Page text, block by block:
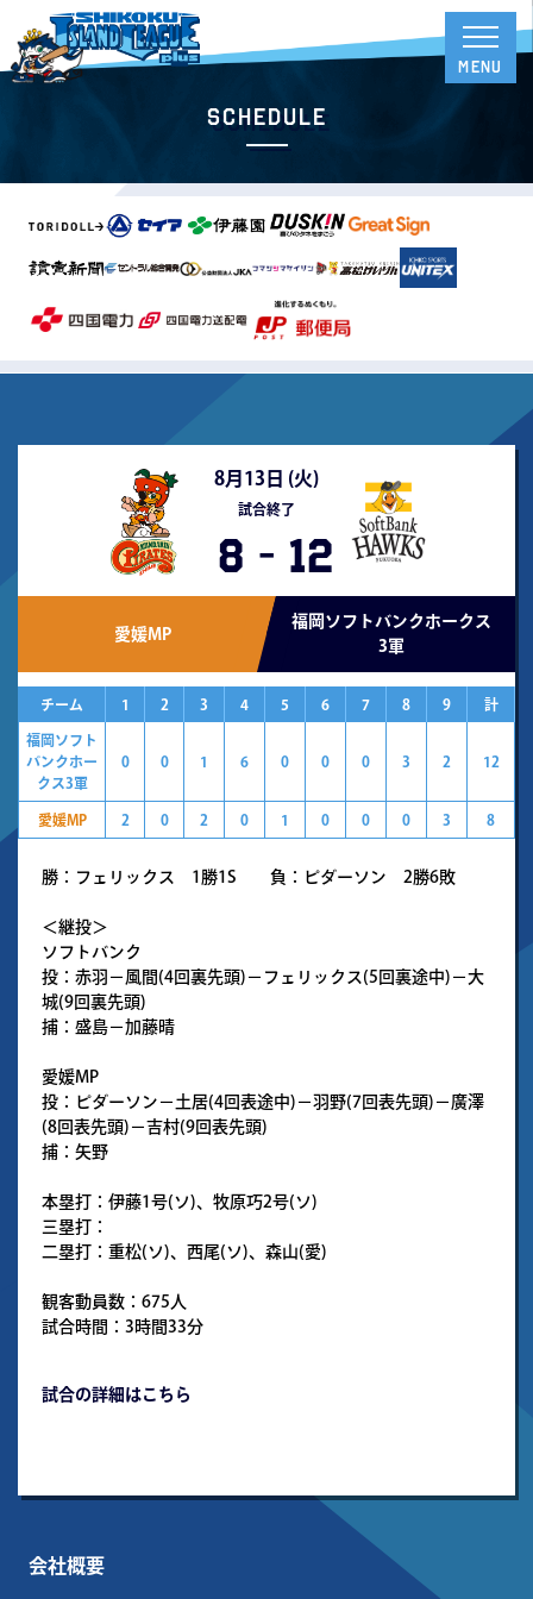
Schedule
8月13日 (火)
試合終了
8 - 12
愛媛MP
福岡ソフトバンクホークス
3軍
チーム 1 2 3 4 5 6 7 8 9 計
福岡ソフト
バンクホー
クス3軍
0 0 1 6 0 0 0 3 2 12
愛媛MP 2 0 2 0 1 0 0 0 3 8
勝：フェリックス 1勝1S 負：ピダーソン 2勝6敗
＜継投＞
ソフトバンク
投：赤羽－風間(4回裏先頭)－フェリックス(5回裏途中)－大
城(9回裏先頭)
捕：盛島－加藤晴
愛媛MP
投：ピダーソン－土居(4回表途中)－羽野(7回表先頭)－廣澤
(8回表先頭)－吉村(9回表先頭)
捕：矢野
本塁打：伊藤1号(ソ)、牧原巧2号(ソ)
三塁打：
二塁打：重松(ソ)、西尾(ソ)、森山(愛)
観客動員数：675人
試合時間：3時間33分
試合の詳細はこちら
会社概要